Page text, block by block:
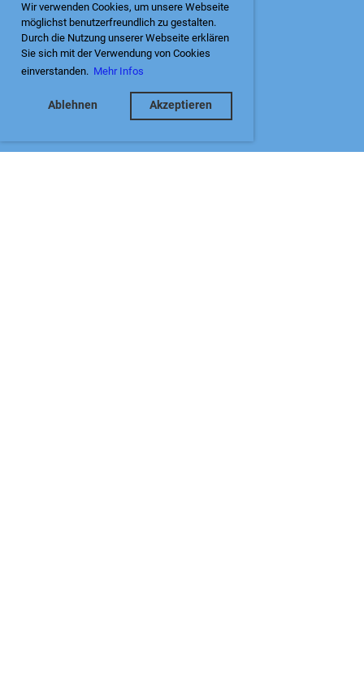
Wir verwenden Cookies, um unsere Webseite
möglichst benutzerfreundlich zu gestalten.
Durch die Nutzung unserer Webseite erklären
Sie sich mit der Verwendung von Cookies
einverstanden. Mehr Infos
Ablehnen Akzeptieren